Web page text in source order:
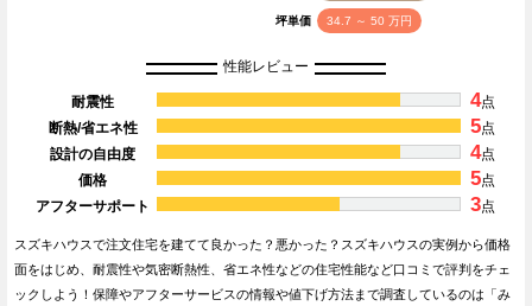
坪単価 34.7 ～ 50 万円
性能レビュー
耐震性 4点
断熱/省エネ性
5点
設計の自由度
4点
価格
5点
アフターサポート
3点
スズキハウスで注文住宅を建てて良かった？悪かった？スズキハウスの実例から価格
面をはじめ、耐震性や気密断熱性、省エネ性などの住宅性能など口コミで評判をチェ
ックしよう！保障やアフターサービスの情報や値下げ方法まで調査しているのは「み